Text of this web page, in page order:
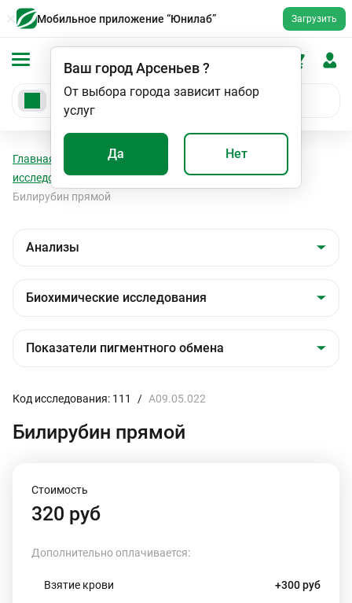
Мобильное приложение “Юнилаб” Загрузить
Ваш городАрсеньев?
От выбора города зависит набор
услуг
Да Нет
Главная Анализы
Биохимические
исследования
Показатели пигментного обмена
Билирубин прямой
Код исследования: 111 / A09.05.022
Билирубин прямой
Стоимость
320 руб
Дополнительно оплачивается:
Взятие крови +300 руб